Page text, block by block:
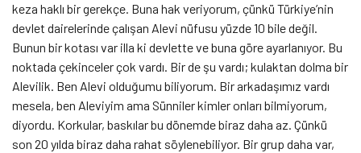
keza haklı bir gerekçe. Buna hak veriyorum, çünkü Türkiye’nin
devlet dairelerinde çalışan Alevi nüfusu yüzde 10 bile değil.
Bunun bir kotası var illa ki devlette ve buna göre ayarlanıyor. Bu
noktada çekinceler çok vardı. Bir de şu vardı; kulaktan dolma bir
Alevilik. Ben Alevi olduğumu biliyorum. Bir arkadaşımız vardı
mesela, ben Aleviyim ama Sünniler kimler onları bilmiyorum,
diyordu. Korkular, baskılar bu dönemde biraz daha az. Çünkü
son 20 yılda biraz daha rahat söylenebiliyor. Bir grup daha var,